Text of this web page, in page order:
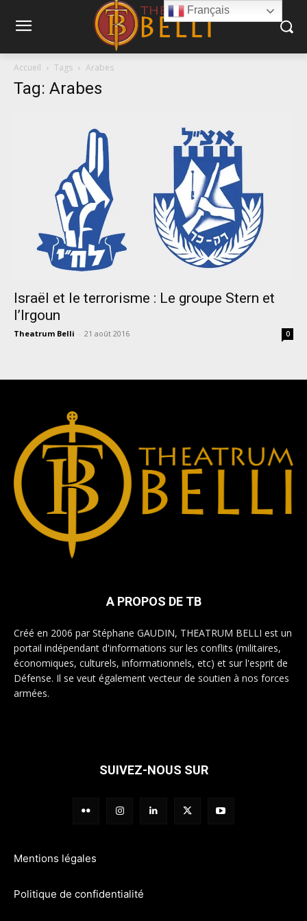
Accueil Tags Arabes
Tag: Arabes
Israël et le terrorisme : Le groupe Stern et
l’Irgoun
Theatrum Belli - 21 août 2016 0
A PROPOS DE TB
Créé en 2006 par Stéphane GAUDIN, THEATRUM BELLI est un
portail indépendant d'informations sur les conflits (militaires,
économiques, culturels, informationnels, etc) et sur l'esprit de
Défense. Il se veut également vecteur de soutien à nos forces
armées.
SUIVEZ-NOUS SUR
Mentions légales
Politique de confidentialité
Français